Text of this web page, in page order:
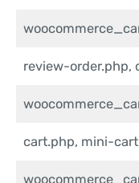
review-order.php,
cart.php, mini-